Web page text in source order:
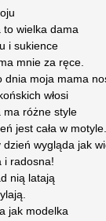
to wielka dama
i sukience
mnie za ręce.
dnia moja mama
włosi
ma różne style
jest cała w motyle.
dzień wygląda jak
i radosna!
nią latają
jak modelka